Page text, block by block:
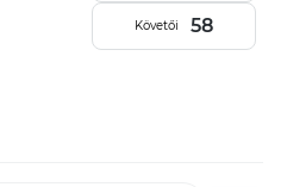
Követői 58